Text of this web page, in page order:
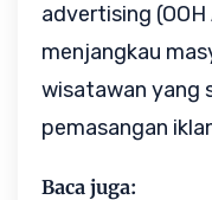
advertising
menjangkau
wisatawan yang
pemasangan
Baca juga: